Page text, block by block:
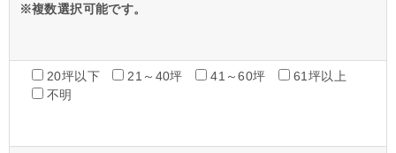
※複数選択可能です。
20坪以下 21～40坪 41～60坪
61坪以上
不明